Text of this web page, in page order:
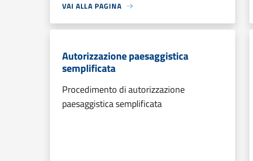
VAI ALLA PAGINA
Autorizzazione paesaggistica
semplificata
Procedimento di autorizzazione
paesaggistica semplificata